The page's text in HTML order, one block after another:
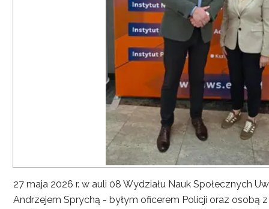
27 maja 2026 r. w auli 08 Wydziału Nauk Społecznych
Andrzejem Sprychą - byłym oficerem Policji oraz osobą